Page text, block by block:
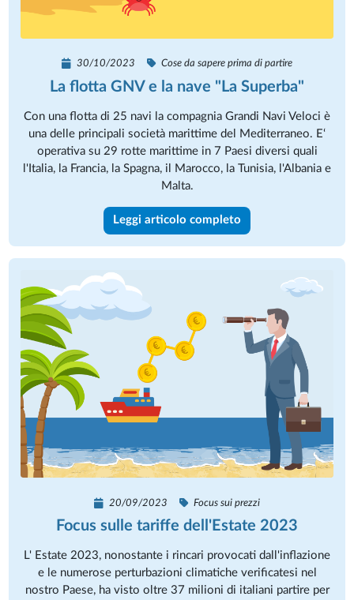
La flotta GNV e la nave "La Superba"
30/10/2023 Cose da sapere prima di partire
Con una flotta di 25 navi la compagnia Grandi Navi Veloci è
una delle principali società marittime del Mediterraneo. E‘
operativa su 29 rotte marittime in 7 Paesi diversi quali
l'Italia, la Francia, la Spagna, il Marocco, la Tunisia, l'Albania e
Malta.
Leggi articolo completo
Focus sulle tariffe dell'Estate 2023
20/09/2023 Focus sui prezzi
L' Estate 2023, nonostante i rincari provocati dall'inflazione
e le numerose perturbazioni climatiche verificatesi nel
nostro Paese, ha visto oltre 37 milioni di italiani partire per